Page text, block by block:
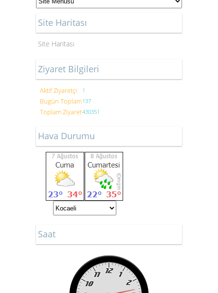
Site Haritası
Site Haritası
Ziyaret Bilgileri
Aktif Ziyaretçi 1
Bugün Toplam137
Toplam Ziyaret430351
Hava Durumu
Saat